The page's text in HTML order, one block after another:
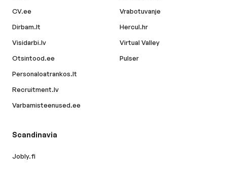
CV.ee
Dirbam.lt
Visidarbi.lv
Otsintood.ee
Personaloatrankos.lt
Recruitment.lv
Varbamisteenused.ee
Vrabotuvanje
Hercul.hr
Virtual Valley
Pulser
Scandinavia
Jobly.fi